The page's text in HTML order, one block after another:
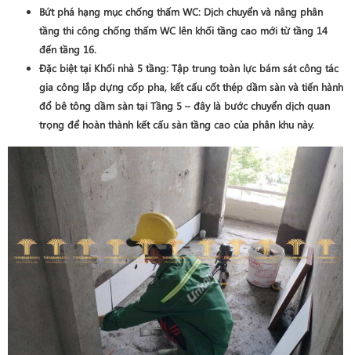
Bứt phá hạng mục chống thấm WC: Dịch chuyển và nâng phân
tầng thi công chống thấm WC lên khối tầng cao mới từtầng 14
đến tầng 16.
Đặc biệt tại Khối nhà 5 tầng: Tập trung toàn lực bám sát công tác
gia công lắp dựng cốp pha, kết cấu cốt thép dầm sàn và tiến hành
đổ bê tông dầm sàn tại Tầng 5 – đây là bước chuyển dịch quan
trọng để hoàn thành kết cấu sàn tầng cao của phân khu này.